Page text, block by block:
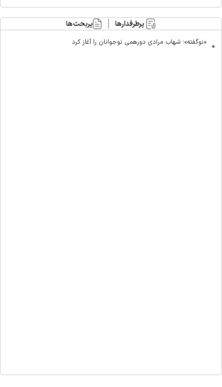
پرطرفدارها پربحث‌ها
«نوگفته»؛ شهاب مرادی دورهمی نوجوانان را آغاز کرد